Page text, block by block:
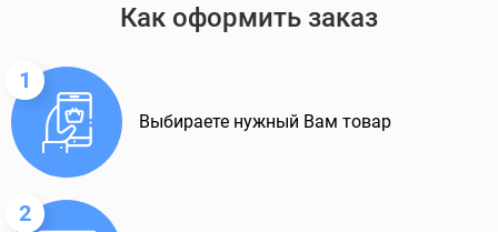
Как оформить заказ
1
Выбираете нужный Вам товар
2